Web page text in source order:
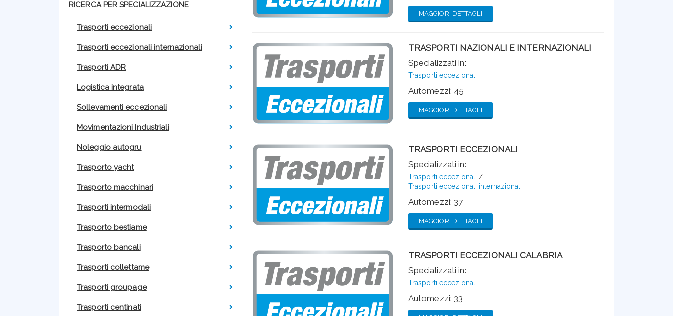
RICERCA PER SPECIALIZZAZIONE
Trasporti eccezionali
Trasporti eccezionali internazionali
Trasporti ADR
Logistica integrata
Sollevamenti eccezionali
Movimentazioni Industriali
Noleggio autogru
Trasporto yacht
Trasporto macchinari
Trasporti intermodali
Trasporto bestiame
Trasporto bancali
Trasporti collettame
Trasporti groupage
Trasporti centinati
MAGGIORI DETTAGLI
TRASPORTI NAZIONALI E INTERNAZIONALI
Specializzati in:
Trasporti eccezionali
Automezzi: 45
MAGGIORI DETTAGLI
TRASPORTI ECCEZIONALI
Specializzati in:
Trasporti eccezionali
Trasporti eccezionali internazionali
Automezzi: 37
MAGGIORI DETTAGLI
TRASPORTI ECCEZIONALI CALABRIA
Specializzati in:
Trasporti eccezionali
Automezzi: 33